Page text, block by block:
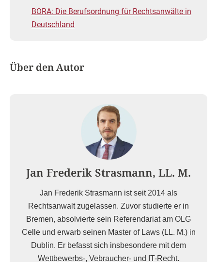
BORA: Die Berufsordnung für Rechtsanwälte in
Deutschland
Über den Autor
Jan Frederik Strasmann, LL. M.
Jan Frederik Strasmann ist seit 2014 als
Rechtsanwalt zugelassen. Zuvor studierte er in
Bremen, absolvierte sein Referendariat am OLG
Celle und erwarb seinen Master of Laws (LL. M.) in
Dublin. Er befasst sich insbesondere mit dem
Wettbewerbs-, Vebraucher- und IT-Recht.